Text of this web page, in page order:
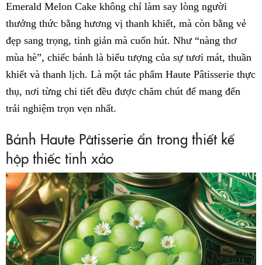
Emerald Melon Cake không chỉ làm say lòng người
thưởng thức bằng hương vị thanh khiết, mà còn bằng vẻ
đẹp sang trọng, tinh giản mà cuốn hút. Như “nàng thơ
mùa hè”, chiếc bánh là biểu tượng của sự tươi mát, thuần
khiết và thanh lịch. Là một tác phẩm Haute Pâtisserie thực
thụ, nơi từng chi tiết đều được chăm chút để mang đến
trải nghiệm trọn vẹn nhất.
Bánh Haute Pâtisserie ẩn trong thiết kế
hộp thiếc tinh xảo